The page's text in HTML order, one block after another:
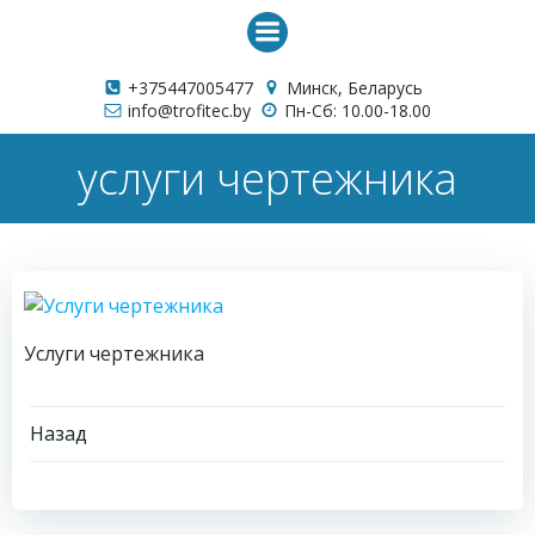
Перейти
к
+375447005477
Минск, Беларусь
info@trofitec.by
Пн-Сб: 10.00-18.00
услуги чертежника
Услуги чертежника
Навигация
по
Назад